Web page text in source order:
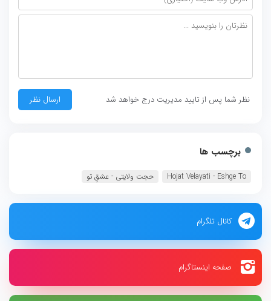
نظر شما پس از تایید مدیریت درج خواهد شد
برچسب ها
Hojat Velayati - Eshge To حجت ولایتی - عشقِ تو
کانال تلگرام
صفحه اینستاگرام